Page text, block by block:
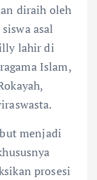
diraih oleh
asal
lahir di
Islam,
menjadi
prosesi